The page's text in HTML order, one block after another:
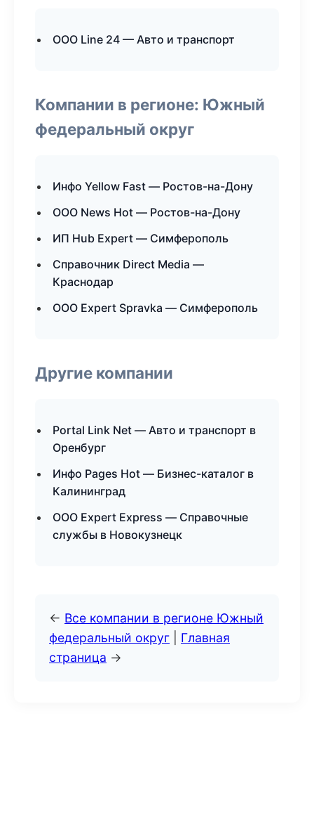
ООО Line 24 — Авто и транспорт
Компании в регионе: Южный
федеральный округ
Инфо Yellow Fast — Ростов-на-Дону
ООО News Hot — Ростов-на-Дону
ИП Hub Expert — Симферополь
Справочник Direct Media —
Краснодар
ООО Expert Spravka — Симферополь
Другие компании
Portal Link Net — Авто и транспорт в
Оренбург
Инфо Pages Hot — Бизнес-каталог в
Калининград
ООО Expert Express — Справочные
службы в Новокузнецк
← Все компании в регионе Южный
федеральный округ
Главная
страница →